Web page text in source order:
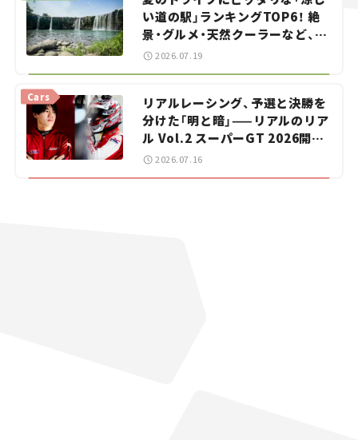
い道の駅」ランキングTOP6！ 絶
景・グルメ・天然クーラーなど、避
暑におすすめのスポットを紹介
2026.07.19
リアルレーシング、予選と決勝を
分けた「明と暗」——リアルのリア
ル Vol.2 スーパーGT 2026開幕
戦 岡山国際サーキット
Cars
2026.07.16